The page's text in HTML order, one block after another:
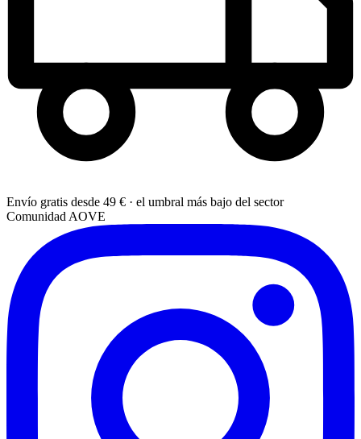
Envío gratis desde 49 € · el umbral más bajo del sector
Comunidad AOVE